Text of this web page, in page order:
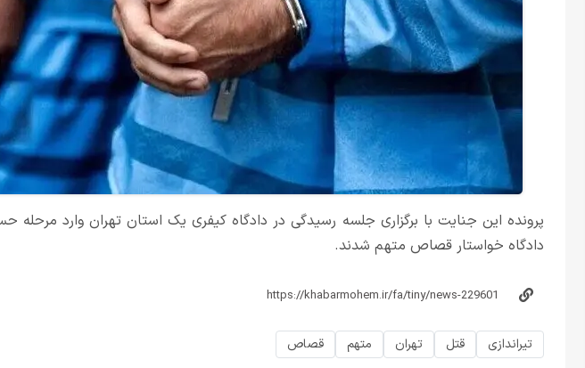
پرونده این جنایت با برگزاری جلسه رسیدگی در دادگاه کیفری یک استان تهران وارد
دادگاه خواستار قصاص متهم شدند.
تیراندازی قتل تهران متهم قصاص